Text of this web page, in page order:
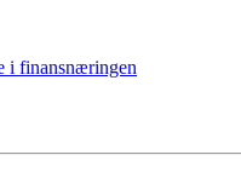
i finansnæringen